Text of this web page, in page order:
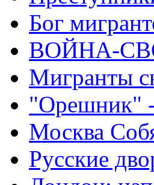
Бог
ВОЙНА-СВО
Мигранты
"Орешник" -
Москва
Русские